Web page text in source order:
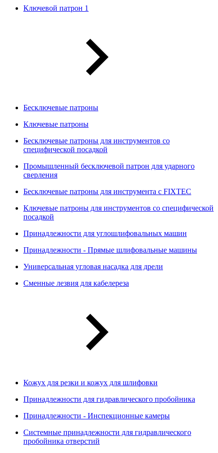
Ключевой патрон 1
Бесключевые патроны
Ключевые патроны
Бесключевые патроны для инструментов со
специфической посадкой
Промышленный бесключевой патрон для ударного
сверления
Бесключевые патроны для инструмента с FIXTEC
Ключевые патроны для инструментов со специфической
посадкой
Принадлежности для углошлифовальных машин
Принадлежности - Прямые шлифовальные машины
Универсальная угловая насадка для дрели
Сменные лезвия для кабелереза
Кожух для резки и кожух для шлифовки
Принадлежности для гидравлического пробойника
Принадлежности - Инспекционные камеры
Системные принадлежности для гидравлического
пробойника отверстий